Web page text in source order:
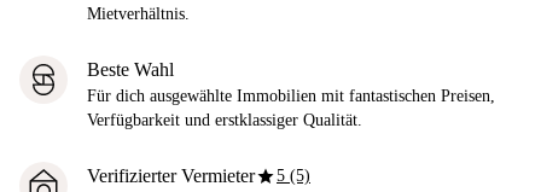
Mietverhältnis.
Beste Wahl
Für dich ausgewählte Immobilien mit fantastischen Preisen,
Verfügbarkeit und erstklassiger Qualität.
Verifizierter Vermieterstar5 (5)